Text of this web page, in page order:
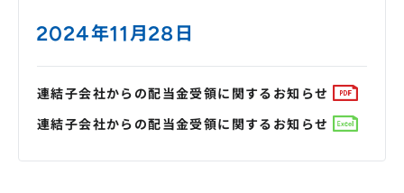
2024年11月28日
連結子会社からの配当金受領に関するお知らせ
連結子会社からの配当金受領に関するお知らせ